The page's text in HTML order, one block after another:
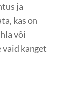
ja
kas on
või
kanget